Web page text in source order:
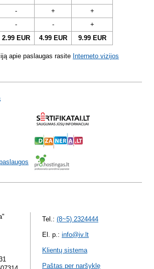
- +
+
- -
+
2.99 EUR 4.99 EUR 9.99 EUR
apie paslaugas rasite Interneto vizijos
Tel.: (8~5) 2324444
El. p.: info@iv.lt
Klientų sistema
Paštas per naršyklę